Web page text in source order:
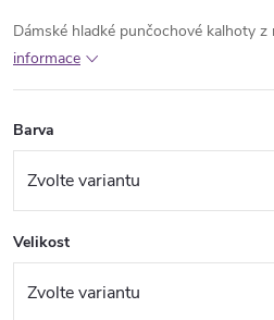
Dámské hladké punčochové kalhoty
informace
Barva
Velikost